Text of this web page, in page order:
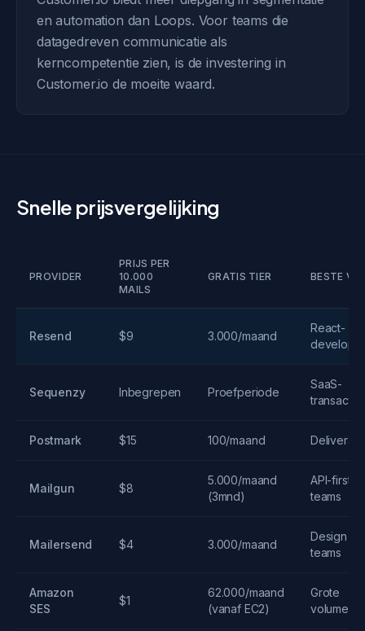
en automation dan Loops. Voor teams die
datagedreven communicatie als
kerncompetentie zien, is de investering in
Customer.io de moeite waard.
Snelle prijsvergelijking
PROVIDER
PRIJS PER
10.000
MAILS
GRATIS TIER BESTE
Resend $9 3.000/maand
React-
Sequenzy Inbegrepen Proefperiode
SaaS-
Postmark $15 100/maand
Mailgun $8
5.000/maand
(3mnd)
API-first
teams
Mailersend $4 3.000/maand
Design &
teams
Amazon
SES
$1
62.000/maand
(vanaf EC2)
Grote
volumes